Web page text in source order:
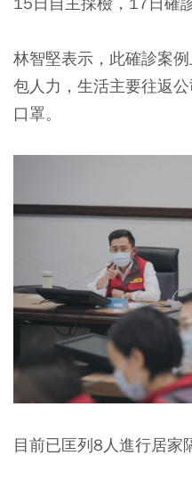
林智堅表示，此確診案
包人力，生活主要往返
口罩。
目前已匡列8人進行居家